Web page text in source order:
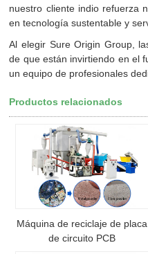
nuestro cliente indio refuerza
en tecnología sustentable y
Al elegir Sure Origin Group,
de que están invirtiendo en el
un equipo de profesionales
Productos relacionados
Máquina de reciclaje de placa
de circuito PCB